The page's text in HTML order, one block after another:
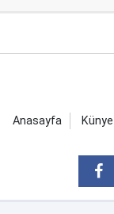
Anasayfa Künye